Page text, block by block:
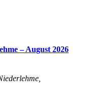
– August 2026